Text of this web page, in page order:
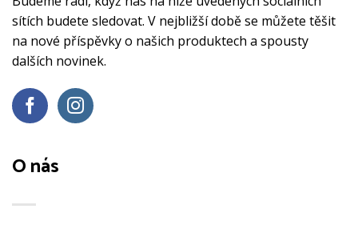
sítích budete sledovat. V nejbližší době se můžete těšit
na nové příspěvky o našich produktech a spousty
dalších novinek.
O nás